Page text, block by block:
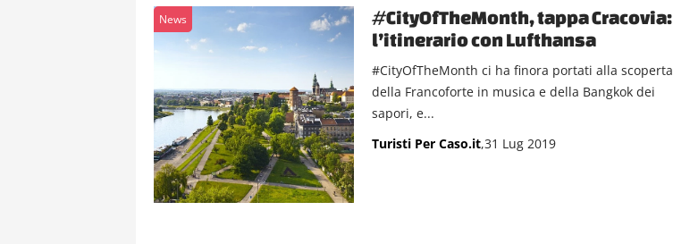
News
#CityOfTheMonth, tappa Cracovia:
l’itinerario con Lufthansa
#CityOfTheMonth ci ha finora portati alla scoperta
della Francoforte in musica e della Bangkok dei
sapori, e...
Turisti Per Caso.it,31 Lug 2019